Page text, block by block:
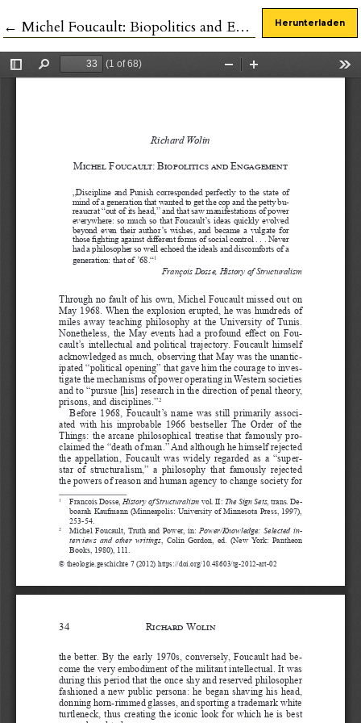
← Zu Artikeldetails zurückkehren
Michel Foucault: Biopolitics and Engagement Herunterladen